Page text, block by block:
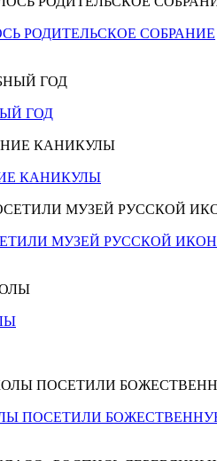
РОДИТЕЛЬСКОЕ СОБРАНИЕ
ГОД
КАНИКУЛЫ
МУЗЕЙ РУССКОЙ
ПОСЕТИЛИ